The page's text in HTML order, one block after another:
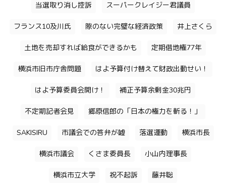
当選取り消し控訴 スーパークレイジー君議員
フランス10及川氏 隙のない完璧な経済政策 井上さくら
土地を売却すれば給食ができるかも 定期借地権77年
横浜市旧市庁舎問題 はよ予算付け替えて財政出動せい！
はよ予算委員会開け！ 補正予算余剰金30兆円
不定期記者会見 郷原信郎の「日本の権力を斬る！」
SAKISIRU 市議会での答弁が嘘 落選運動 横浜市長
横浜市議会 くさま委員長 小山内理事長
横浜市立大学 祝不起訴 藤井聡